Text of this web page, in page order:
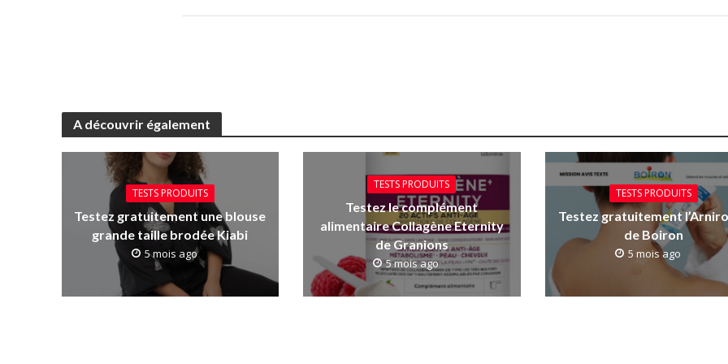
A découvrir également
TESTS PRODUITS
Testez gratuitement une blouse
grande taille brodée Kiabi
5 mois ago
TESTS PRODUITS
Testez le complément
alimentaire Collagène Eternity
de Granions
5 mois ago
TESTS PRODUITS
Testez gratuitement
de Boiron
5 mois ago